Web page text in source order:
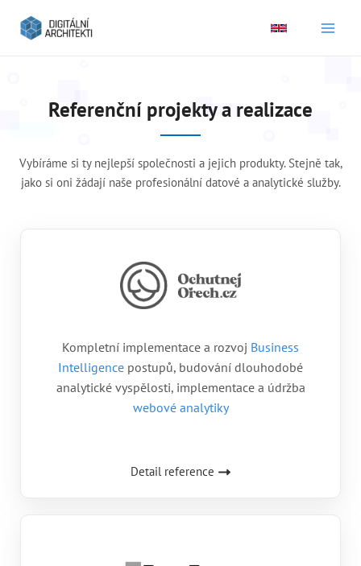
Referenční projekty a realizace
Vybíráme si ty nejlepší společnosti a jejich produkty. Stejně tak,
jako si oni žádají naše profesionální datové a analytické služby.
Kompletní implementace a rozvoj Business
Intelligence postupů, budování dlouhodobé
analytické vyspělosti, implementace a údržba
webové analytiky
Detail reference